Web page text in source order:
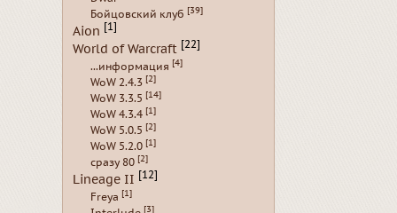
Бойцовский клуб [39]
Aion [1]
World of Warcraft [22]
...информация [4]
WoW 2.4.3 [2]
WoW 3.3.5 [14]
WoW 4.3.4 [1]
WoW 5.0.5 [2]
WoW 5.2.0 [1]
сразу 80 [2]
Lineage II [12]
Freya [1]
[3]